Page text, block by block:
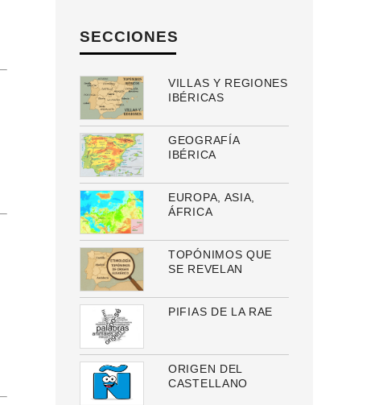
SECCIONES
VILLAS Y REGIONES
IBÉRICAS
GEOGRAFÍA
IBÉRICA
EUROPA, ASIA,
ÁFRICA
TOPÓNIMOS QUE
SE REVELAN
PIFIAS DE LA RAE
ORIGEN DEL
CASTELLANO